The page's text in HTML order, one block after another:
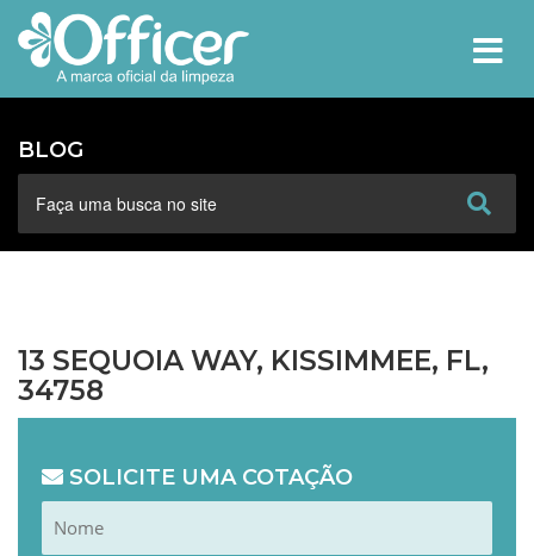
BLOG
13 SEQUOIA WAY, KISSIMMEE, FL,
34758
SOLICITE UMA COTAÇÃO